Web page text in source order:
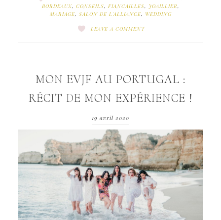
BORDEAUX, CONSEILS, FIANCAILLES, JOAILLIER,
MARIAGE, SALON DE L'ALLIANCE, WEDDING
LEAVE A COMMENT
MON EVJF AU PORTUGAL :
RÉCIT DE MON EXPÉRIENCE !
19 avril 2020